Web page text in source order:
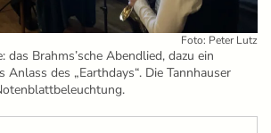
Foto: Peter Lutz
das Brahms’sche Abendlied, dazu ein
Anlass des „Earthdays“. Die Tannhauser